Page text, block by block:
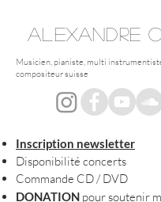
ALEXANDRE
Musicien, pianiste, multi
compositeur suisse
Inscription newsletter
Disponibilité concerts
Commande CD / DVD
DONATION pour soutenir